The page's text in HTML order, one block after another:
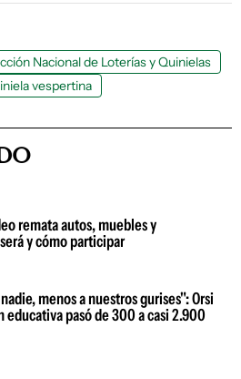
Nacional de Loterías y Quinielas
vespertina
remata autos, muebles y
y cómo participar
menos a nuestros gurises": Orsi
pasó de 300 a casi 2.900